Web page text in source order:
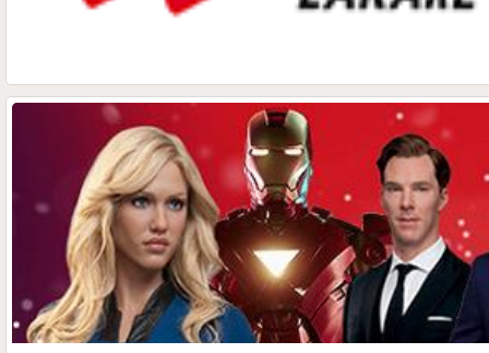
Salta las filas
Cancelación gratuita
Garantía de precio más bajo
Cancelación gratuita
Garantía de precio más bajo
Salta las filas